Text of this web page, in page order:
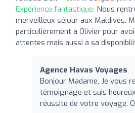
Expérience fantastique: Nous
merveilleux séjour aux Maldives.
particulièrement à Olivier pour
attentes mais aussi à sa
Agence Havas Voyages
Bonjour Madame, Je vous
témoignage et suis
réussite de votre voyage.